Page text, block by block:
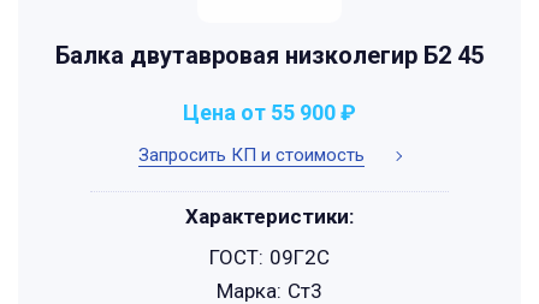
Балка двутавровая низколегир Б2 45
Запросить КП и стоимость
Цена от 55 900 ₽
Характеристики:
ГОСТ: 09Г2С
Марка: Ст3